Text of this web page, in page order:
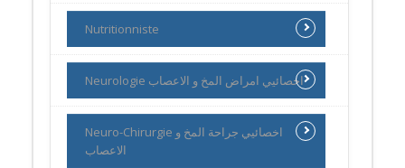
Nutritionniste
Neurologie اخصائيي امراض المخ و الاعصاب
Neuro-Chirurgie اخصائيي جراحة المخ و
الاعصاب